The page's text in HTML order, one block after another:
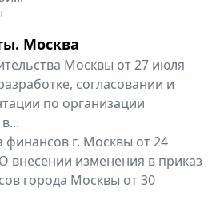
Москва
Москвы от 27 июля
согласовании и
по организации
финансов г. Москвы от 24
внесении изменения в приказ
города Москвы от 30